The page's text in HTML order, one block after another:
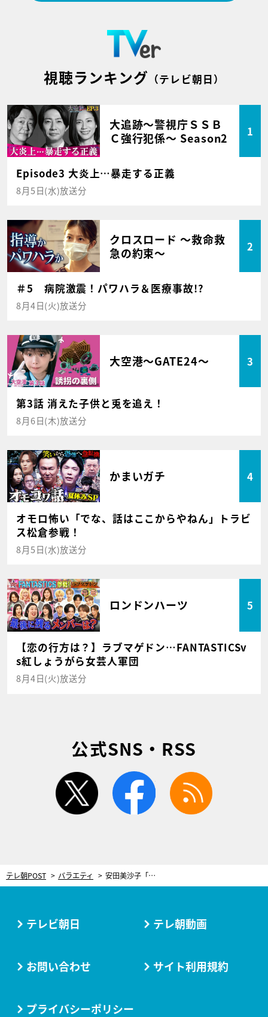
視聴ランキング （テレビ朝日）
大追跡～警視庁ＳＳＢ
Ｃ強行犯係～ Season2
1
Episode3 大炎上…暴走する正義
8月5日(水)放送分
クロスロード ～救命救
急の約束～
2
＃5 病院激震！パワハラ＆医療事故!?
8月4日(火)放送分
大空港～GATE24～ 3
第3話 消えた子供と兎を追え！
8月6日(木)放送分
かまいガチ 4
オモロ怖い「でな、話はここからやねん」トラビ
ス松倉参戦！
8月5日(水)放送分
ロンドンハーツ 5
【恋の行方は？】ラブマゲドン…FANTASTICSv
s紅しょうがら女芸人軍団
8月4日(火)放送分
公式SNS・RSS
twitter facebook
テレ朝POST バラエティ 安田美沙子「反抗期どうしたらいい？」 夫ではなく…寄り添ってくれる“相談相手”を明かす
テレビ朝日 テレ朝動画
お問い合わせ サイト利用規約
プライバシーポリシー